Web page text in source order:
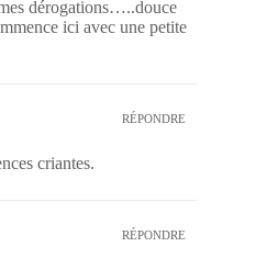
dérogations…..douce
ici avec une petite
RÉPONDRE
criantes.
RÉPONDRE